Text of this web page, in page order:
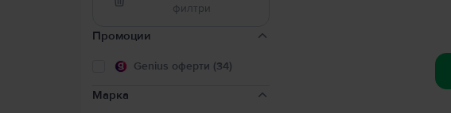
филтри
Промоции
Genius оферти (34)
Марка